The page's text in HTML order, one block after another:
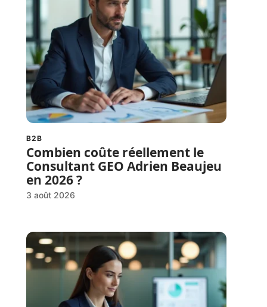
B2B
Combien coûte réellement le
Consultant GEO Adrien Beaujeu
en 2026 ?
3 août 2026